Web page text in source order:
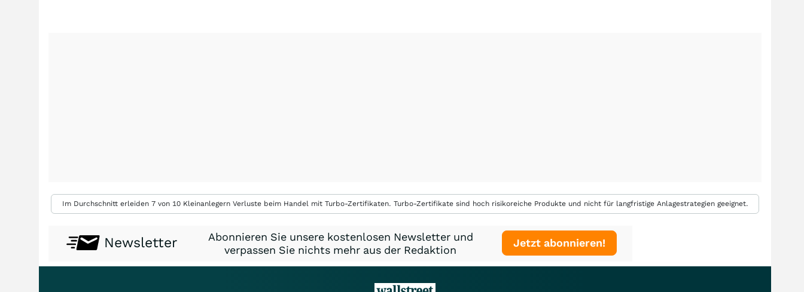
Im Durchschnitt erleiden 7 von 10 Kleinanlegern Verluste beim Handel mit Turbo-Zertifikaten. Turbo-Zertifikate sind hoch risikoreiche Produkte und nicht für langfristige Anlagestrategien geeignet.
Newsletter
Abonnieren Sie unsere kostenlosen Newsletter und
verpassen Sie nichts mehr aus der Redaktion
Jetzt abonnieren!